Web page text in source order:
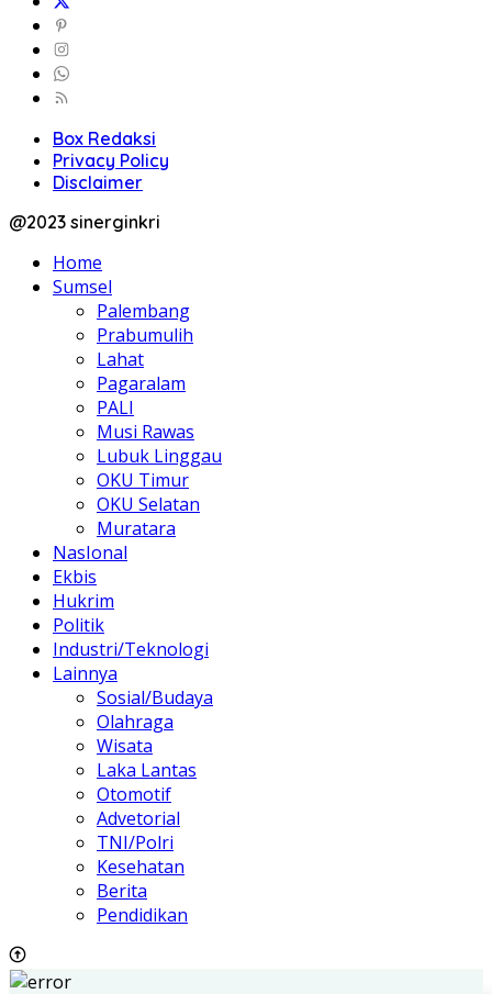
Box Redaksi
Privacy Policy
Disclaimer
@2023 sinerginkri
Home
Sumsel
Palembang
Prabumulih
Lahat
Pagaralam
PALI
Musi Rawas
Lubuk Linggau
OKU Timur
OKU Selatan
Muratara
NasIonal
Ekbis
Hukrim
Politik
Industri/Teknologi
Lainnya
Sosial/Budaya
Olahraga
Wisata
Laka Lantas
Otomotif
Advetorial
TNI/Polri
Kesehatan
Berita
Pendidikan